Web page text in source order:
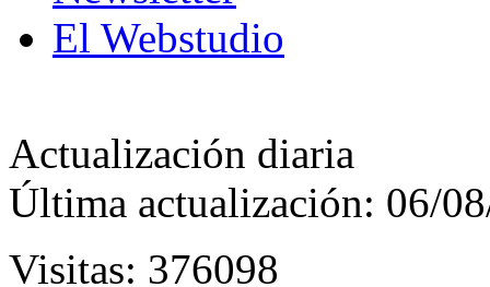
El Webstudio
Actualización diaria
Última actualización: 06/
Visitas: 376098